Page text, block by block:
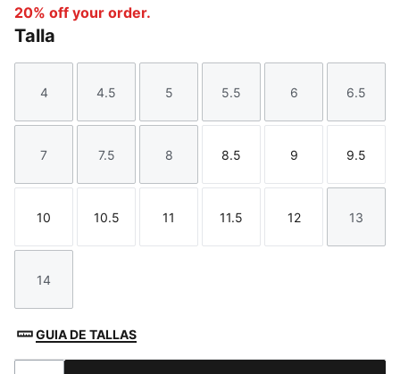
20% off your order.
Talla
Talla
4
Talla
4.5
Talla
5
Talla
5.5
Talla
6
Talla
6.5
Talla
7
Talla
7.5
Talla
8
Talla
8.5
Talla
9
Talla
9.5
Talla
10
Talla
10.5
Talla
11
Talla
11.5
Talla
12
Talla
13
Talla
14
GUIA DE TALLAS